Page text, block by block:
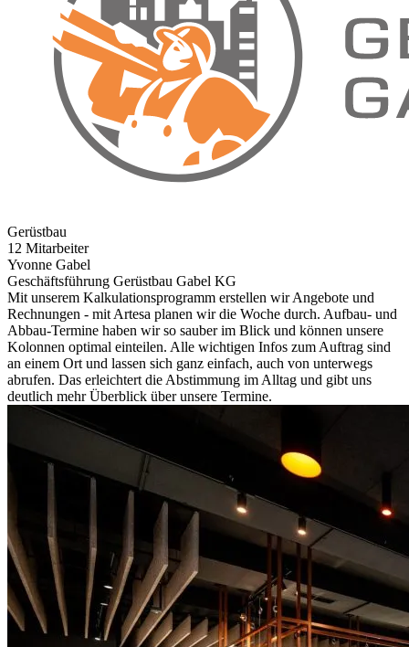
Gerüstbau
12 Mitarbeiter
Yvonne Gabel
Geschäftsführung Gerüstbau Gabel KG
Mit unserem Kalkulationsprogramm erstellen wir Angebote und
Rechnungen - mit Artesa planen wir die Woche durch. Aufbau- und
Abbau-Termine haben wir so sauber im Blick und können unsere
Kolonnen optimal einteilen. Alle wichtigen Infos zum Auftrag sind
an einem Ort und lassen sich ganz einfach, auch von unterwegs
abrufen. Das erleichtert die Abstimmung im Alltag und gibt uns
deutlich mehr Überblick über unsere Termine.